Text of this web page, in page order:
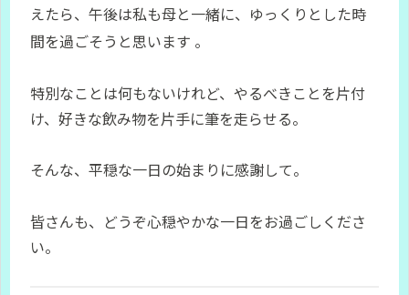
えたら、午後は私も母と一緒に、ゆっくりとした時
間を過ごそうと思います 。
特別なことは何もないけれど、やるべきことを片付
け、好きな飲み物を片手に筆を走らせる。
そんな、平穏な一日の始まりに感謝して。
皆さんも、どうぞ心穏やかな一日をお過ごしくださ
い。